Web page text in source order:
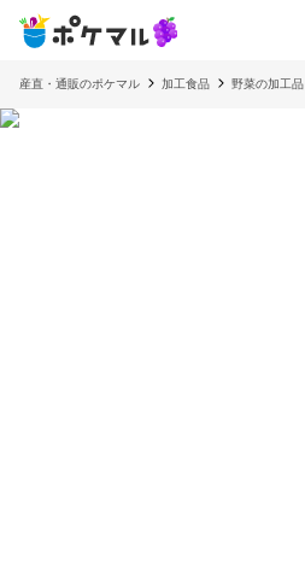
産直・通販のポケマル 加工食品 野菜の加工品